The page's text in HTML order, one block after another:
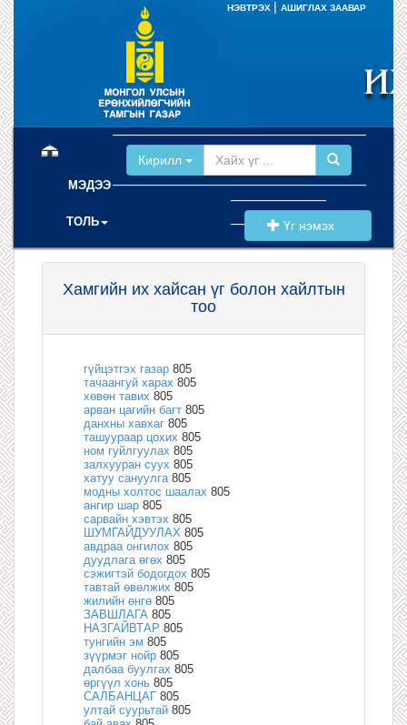
НЭВТРЭХ АШИГЛАХ ЗААВАР
МЭДЭЭ
ТОЛЬ
Кирилл
Үг нэмэх
Хамгийн их хайсан үг болон хайлтын
тоо
гүйцэтгэх газар 805
тачаангуй харах 805
хөвөн тавих 805
арван цагийн багт 805
данхны хавхаг 805
ташуураар цохих 805
ном гуйлгуулах 805
залхууран суух 805
хатуу сануулга 805
модны холтос шаалах 805
ангир шар 805
сарвайн хэвтэх 805
ШУМГАЙДУУЛАХ 805
авдраа онгилох 805
дуудлага өгөх 805
сэжигтэй бодогдох 805
тавтай өвөлжих 805
жилийн өнгө 805
ЗАВШЛАГА 805
НАЗГАЙВТАР 805
тунгийн эм 805
зүүрмэг нойр 805
далбаа буулгах 805
өргүүл хонь 805
САЛБАНЦАГ 805
ултай суурьтай 805